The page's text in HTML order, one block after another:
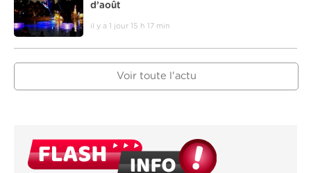
d’août
il y a 1 jour 15 h 17 min
Voir toute l'actu